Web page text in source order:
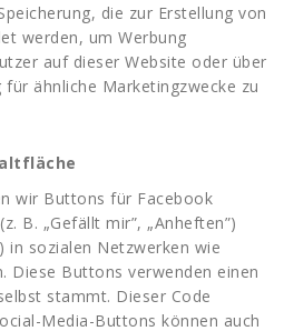
die zur Erstellung von
werden, um Werbung
auf dieser Website oder über
ähnliche Marketingzwecke zu
wir Buttons für Facebook
B. „Gefällt mir”, „Anheften”)
in sozialen Netzwerken wie
Diese Buttons verwenden einen
stammt. Dieser Code
Media-Buttons können auch